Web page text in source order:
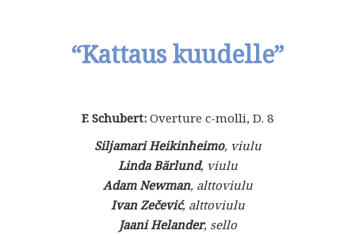
“Kattaus kuudelle”
F. Schubert: Overture c-molli, D. 8
Siljamari Heikinheimo, viulu
Linda Bärlund, viulu
Adam Newman, alttoviulu
Ivan Zečević, alttoviulu
Jaani Helander, sello